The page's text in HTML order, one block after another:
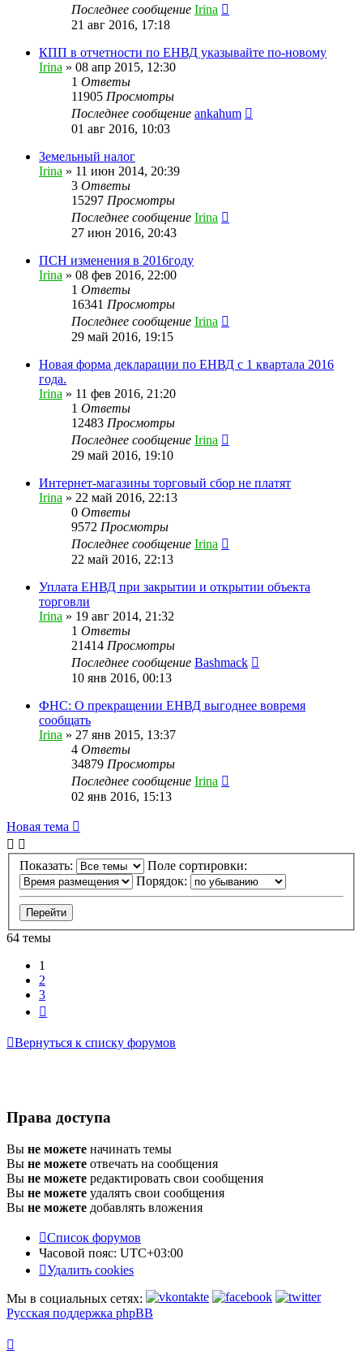
Последнее сообщение Irina
21 авг 2016, 17:18
КПП в отчетности по ЕНВД указывайте по-новому
Irina » 08 апр 2015, 12:30
1 Ответы
11905 Просмотры
Последнее сообщение ankahum
01 авг 2016, 10:03
Земельный налог
Irina » 11 июн 2014, 20:39
3 Ответы
15297 Просмотры
Последнее сообщение Irina
27 июн 2016, 20:43
ПСН изменения в 2016году
Irina » 08 фев 2016, 22:00
1 Ответы
16341 Просмотры
Последнее сообщение Irina
29 май 2016, 19:15
Новая форма декларации по ЕНВД с 1 квартала 2016
года.
Irina » 11 фев 2016, 21:20
1 Ответы
12483 Просмотры
Последнее сообщение Irina
29 май 2016, 19:10
Интернет-магазины торговый сбор не платят
Irina » 22 май 2016, 22:13
0 Ответы
9572 Просмотры
Последнее сообщение Irina
22 май 2016, 22:13
Уплата ЕНВД при закрытии и открытии объекта
торговли
Irina » 19 авг 2014, 21:32
1 Ответы
21414 Просмотры
Последнее сообщение Bashmack
10 янв 2016, 00:13
ФНС: О прекращении ЕНВД выгоднее вовремя
сообщать
Irina » 27 янв 2015, 13:37
4 Ответы
34879 Просмотры
Последнее сообщение Irina
02 янв 2016, 15:13
Новая тема
Показать:
Поле сортировки:
Порядок:
64 темы
1
2
3
Вернуться к списку форумов
Права доступа
Вы не можете начинать темы
Вы не можете отвечать на сообщения
Вы не можете редактировать свои сообщения
Вы не можете удалять свои сообщения
Вы не можете добавлять вложения
Список форумов
Часовой пояс: UTC+03:00
Удалить cookies
Мы в социальных сетях:
Русская поддержка phpBB